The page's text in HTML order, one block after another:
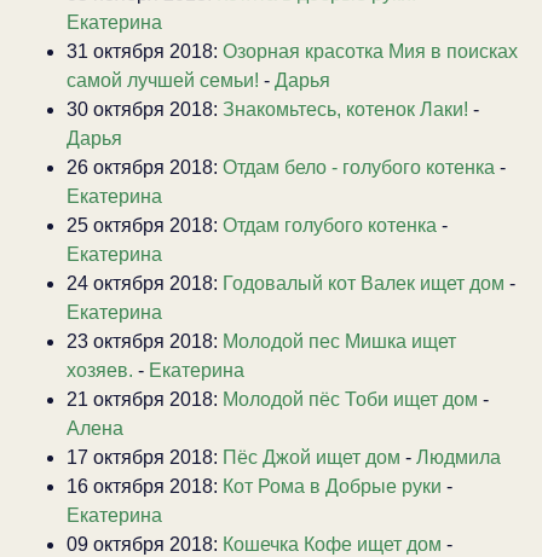
Екатерина
31 октября 2018: Озорная красотка Мия в поисках
самой лучшей семьи! - Дарья
30 октября 2018: Знакомьтесь, котенок Лаки! -
Дарья
26 октября 2018: Отдам бело - голубого котенка -
Екатерина
25 октября 2018: Отдам голубого котенка -
Екатерина
24 октября 2018: Годовалый кот Валек ищет дом -
Екатерина
23 октября 2018: Молодой пес Мишка ищет
хозяев. - Екатерина
21 октября 2018: Молодой пёс Тоби ищет дом -
Алена
17 октября 2018: Пёс Джой ищет дом - Людмила
16 октября 2018: Кот Рома в Добрые руки -
Екатерина
09 октября 2018: Кошечка Кофе ищет дом -